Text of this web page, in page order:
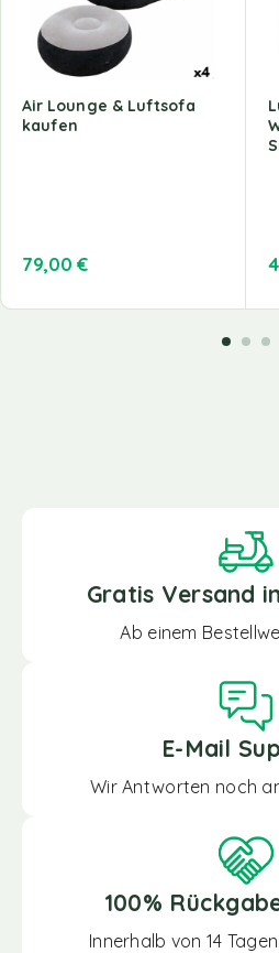
Air Lounge & Luftsofa
kaufen
79,00 €
Gratis Versand
Ab einem
E-Mail
Wir Antworten noch
100%
Innerhalb von 14